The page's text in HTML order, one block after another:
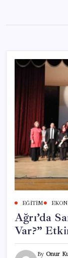
content
EĞITIM
Ağrı’da
Var?”
By Onur